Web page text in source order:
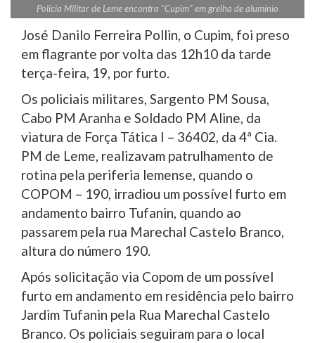
Polícia Militar de Leme encontra "Cupim" em grelha de alumínio
José Danilo Ferreira Pollin, o Cupim, foi preso
em flagrante por volta das 12h10 da tarde
terça-feira, 19, por furto.
Os policiais militares, Sargento PM Sousa,
Cabo PM Aranha e Soldado PM Aline, da
viatura de Força Tática I – 36402, da 4ª Cia.
PM de Leme, realizavam patrulhamento de
rotina pela periferia lemense, quando o
COPOM – 190, irradiou um possível furto em
andamento bairro Tufanin, quando ao
passarem pela rua Marechal Castelo Branco,
altura do número 190.
Após solicitação via Copom de um possível
furto em andamento em residência pelo bairro
Jardim Tufanin pela Rua Marechal Castelo
Branco. Os policiais seguiram para o local